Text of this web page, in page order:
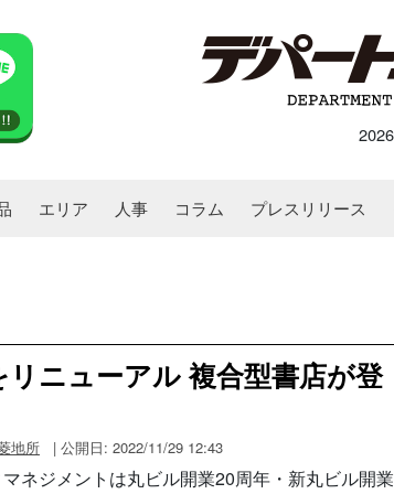
エリア 人事 コラム プレスリリース
ニューアル 複合型書店が登
地所 | 公開日: 2022/11/29 12:43
ネジメントは丸ビル開業20周年・新丸ビル開業